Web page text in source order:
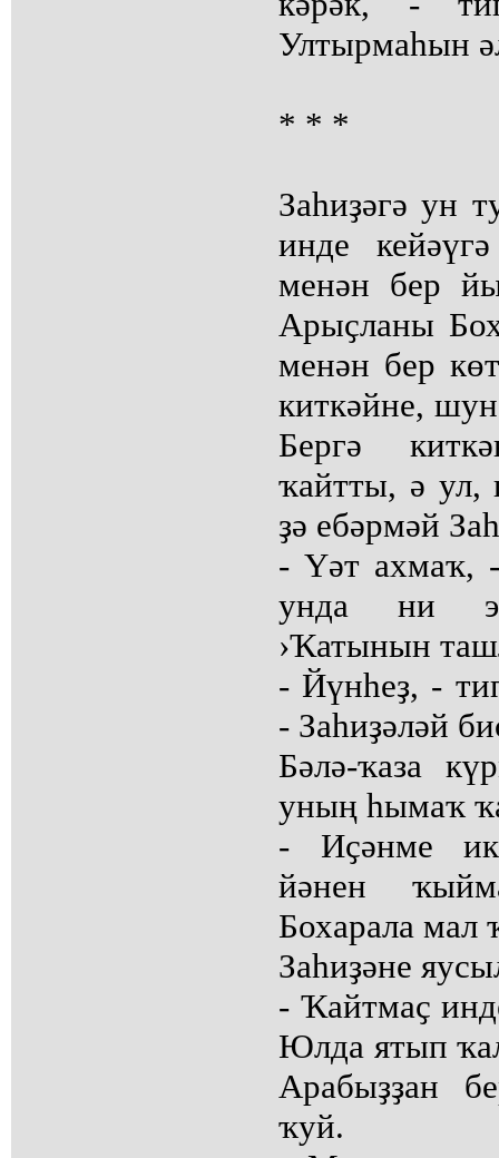
Ултырмаһын
* * *
Заһиҙәгә ун
инде
менән бер
Арыҫланы
менән бер
киткәйне,
Бергә
ҡайтты, ә ул,
ҙә ебәрмәй
- Үәт ахмаҡ,
унда ни
›Ҡатынын
- Йүнһеҙ, -
- Заһиҙәләй
Бәлә-ҡаза
уның һымаҡ
- Иҫәнме
йәнен
Бохарала
Заһиҙәне
- Ҡайтмаҫ
Юлда ятып
Арабыҙҙан
ҡуй.